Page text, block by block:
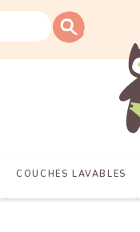
COUCHES LAVABLES